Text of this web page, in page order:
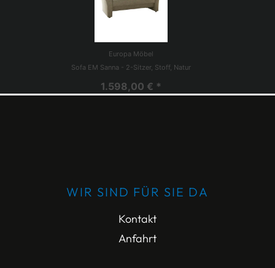
Europa Möbel
Sofa EM Sanna - 2-Sitzer, Stoff, Natur
1.598,00 € *
WIR SIND FÜR SIE DA
Kontakt
Anfahrt